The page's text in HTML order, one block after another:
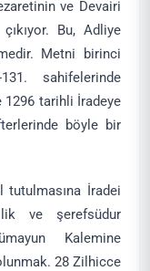
ve Devairi
Bu, Adliye
Metni birinci
sahifelerinde
1296 tarihli İradeye
böyle bir
İradei
ve şerefsüdur
Kalemine
28 Zilhicce